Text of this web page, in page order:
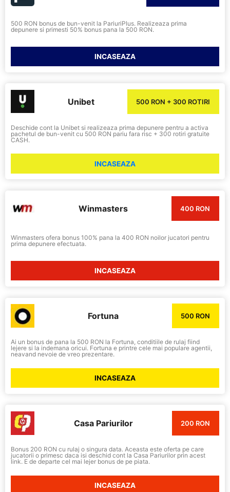
500 RON bonus de bun-venit la PariuriPlus. Realizeaza prima
depunere si primesti 50% bonus pana la 500 RON.
INCASEAZA
Unibet 500 RON + 300 ROTIRI
Deschide cont la Unibet si realizeaza prima depunere pentru a activa
pachetul de bun-venit cu 500 RON pariu fara risc + 300 rotiri gratuite
CASH.
INCASEAZA
Winmasters 400 RON
Winmasters ofera bonus 100% pana la 400 RON noilor jucatori pentru
prima depunere efectuata.
INCASEAZA
Fortuna 500 RON
Ai un bonus de pana la 500 RON la Fortuna, conditiile de rulaj fiind
lejere si la indemana oricui. Fortuna e printre cele mai populare agentii,
neavand nevoie de vreo prezentare.
INCASEAZA
Casa Pariurilor 200 RON
Bonus 200 RON cu rulaj o singura data. Aceasta este oferta pe care
jucatorii o primesc daca isi deschid cont la Casa Pariurilor prin acest
link. E de departe cel mai lejer bonus de pe piata.
INCASEAZA